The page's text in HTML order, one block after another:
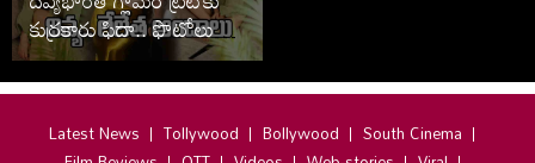
కుర్రకారు ఫిదా.. ఫొటోలు
వైరల్
Latest News Tollywood Bollywood
South Cinema